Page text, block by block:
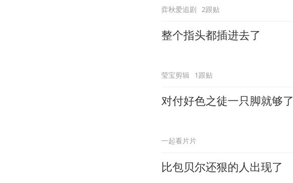
弈秋爱追剧 2跟贴
整个指头都插进去了
莹宝剪辑 1跟贴
对付好色之徒一只脚就够了
一起看片片
比包贝尔还狠的人出现了